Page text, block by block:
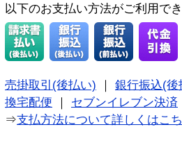
以下のお支払い方法がご利用で
売掛取引(後払い)
銀行振込(後
換宅配便
セブンイレブン決済
⇒支払方法について詳しくはこ